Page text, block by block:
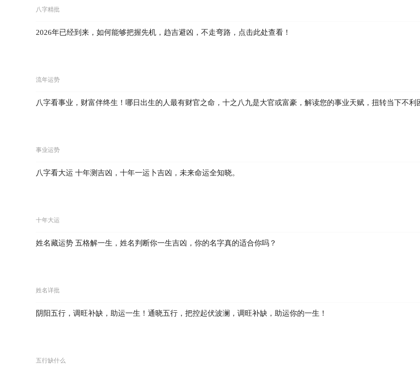
八字精批
2026年已经到来，如何能够把握先机，趋吉避凶，不走弯路，点击此处查看！
流年运势
八字看事业，财富伴终生！哪日出生的人最有财官之命，十之八九是大官或富豪，解读您的事业天赋，扭转当下不利
事业运势
八字看大运 十年测吉凶，十年一运卜吉凶，未来命运全知晓。
十年大运
姓名藏运势 五格解一生，姓名判断你一生吉凶，你的名字真的适合你吗？
姓名详批
阴阳五行，调旺补缺，助运一生！通晓五行，把控起伏波澜，调旺补缺，助运你的一生！
五行缺什么